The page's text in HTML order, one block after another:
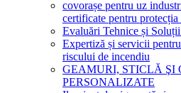
covorașe pentru uz
certificate pentru
Evaluări Tehnice și
Expertiză și servicii
riscului de incendiu
GEAMURI, STICLĂ ŞI
PERSONALIZATE